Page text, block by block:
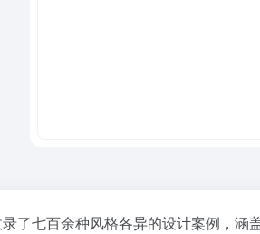
了七百余种风格各异的设计案例，涵